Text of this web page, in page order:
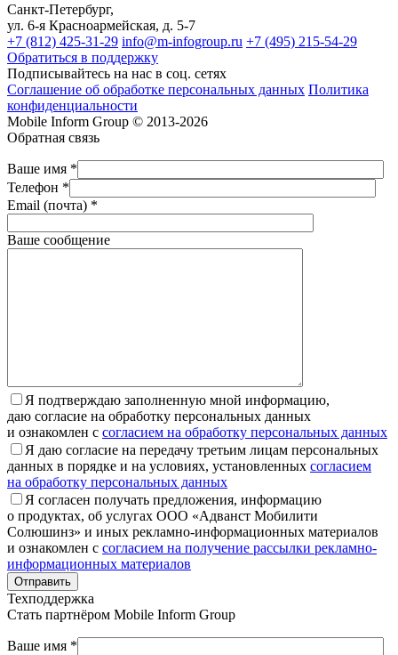
Санкт-Петербург,
ул. 6-я Красноармейская, д. 5-7
+7 (812) 425-31-29 info@m-infogroup.ru +7 (495) 215-54-29
Обратиться в поддержку
Подписывайтесь на нас в соц. сетях
Соглашение об обработке персональных данных Политика
конфиденциальности
Mobile Inform Group © 2013-2026
Обратная связь
Ваше имя *
Телефон *
Email (почта) *
Ваше сообщение
Я подтверждаю заполненную мной информацию,
даю согласие на обработку персональных данных
и ознакомлен с согласием на обработку персональных данных
Я даю согласие на передачу третьим лицам персональных
данных в порядке и на условиях, установленных согласием
на обработку персональных данных
Я согласен получать предложения, информацию
о продуктах, об услугах ООО «Адванст Мобилити
Солюшинз» и иных рекламно-информационных материалов
и ознакомлен с согласием на получение рассылки рекламно-
информационных материалов
Отправить
Техподдержка
Стать партнёром Mobile Inform Group
Ваше имя *